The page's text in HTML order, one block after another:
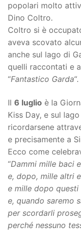
popolari molto
Dino Coltro.
Coltro si è
aveva scovato
anche sul lago di
quelli raccontati e
“Fantastico Garda“.
Il 6 luglio è la
Kiss Day, e sul
ricordarsene
e precisamente a
Ecco come
“Dammi mille baci
e, dopo, mille altri
e mille dopo
e, quando saremo
per scordarli
perché nessuno